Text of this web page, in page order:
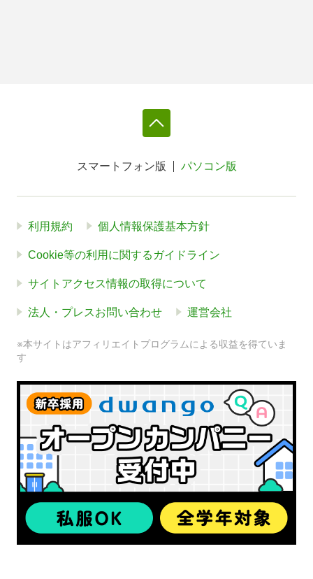
スマートフォン版 パソコン版
利用規約 個人情報保護基本方針
Cookie等の利用に関するガイドライン
サイトアクセス情報の取得について
法人・プレスお問い合わせ 運営会社
※本サイトはアフィリエイトプログラムによる収益を得ていま
す